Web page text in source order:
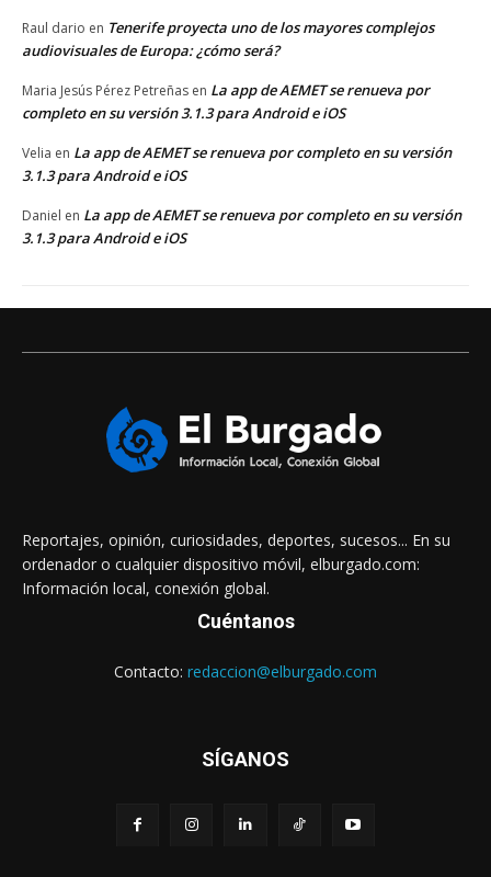
Raul dario en Tenerife proyecta uno de los mayores complejos
audiovisuales de Europa: ¿cómo será?
Maria Jesús Pérez Petreñas en La app de AEMET se renueva por
completo en su versión 3.1.3 para Android e iOS
Velia en La app de AEMET se renueva por completo en su versión
3.1.3 para Android e iOS
Daniel en La app de AEMET se renueva por completo en su versión
3.1.3 para Android e iOS
Reportajes, opinión, curiosidades, deportes, sucesos... En su
ordenador o cualquier dispositivo móvil, elburgado.com:
Información local, conexión global.
Cuéntanos
Contacto: redaccion@elburgado.com
SÍGANOS